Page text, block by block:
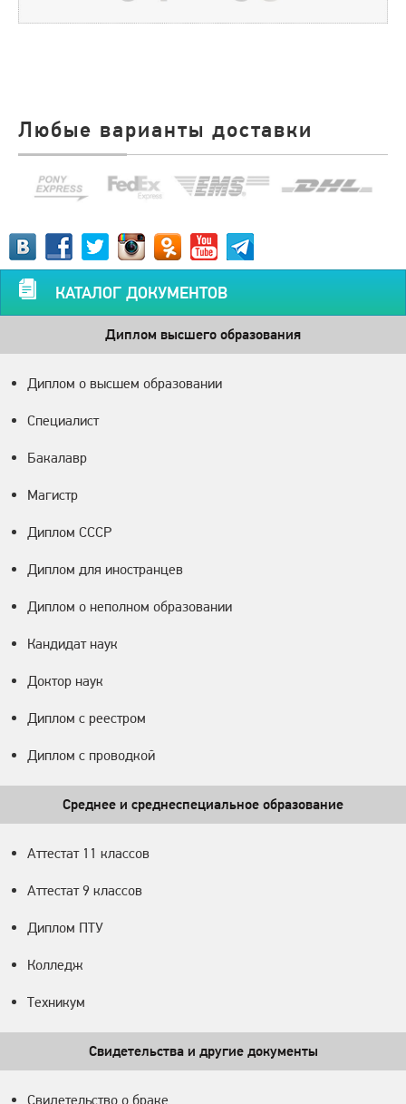
Любые варианты доставки
КАТАЛОГ ДОКУМЕНТОВ
Диплом высшего образования
Диплом о высшем образовании
Специалист
Бакалавр
Магистр
Диплом СССР
Диплом для иностранцев
Диплом о неполном образовании
Кандидат наук
Доктор наук
Диплом с реестром
Диплом с проводкой
Среднее и среднеспециальное образование
Аттестат 11 классов
Аттестат 9 классов
Диплом ПТУ
Колледж
Техникум
Свидетельства и другие документы
Свидетельство о браке